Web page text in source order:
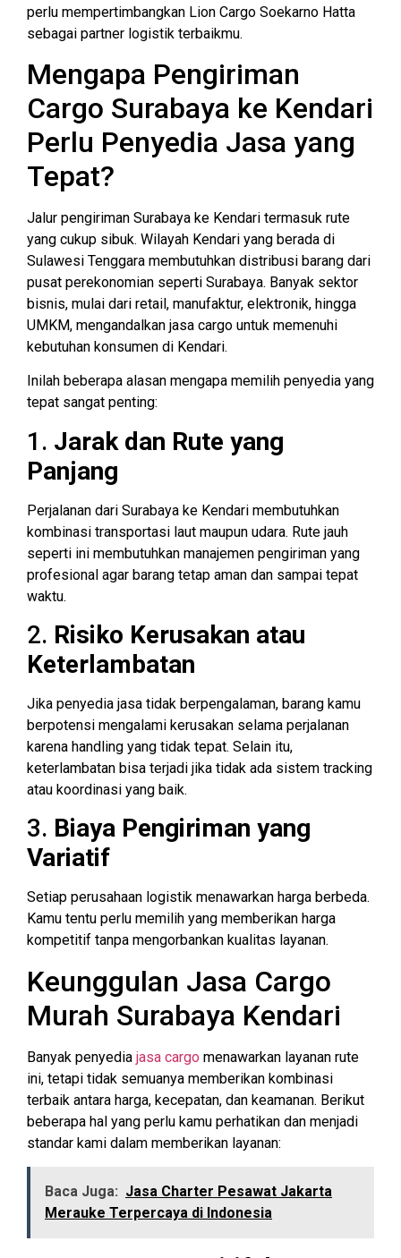
perlu mempertimbangkan Lion Cargo Soekarno Hatta
sebagai partner logistik terbaikmu.
Mengapa Pengiriman
Cargo Surabaya ke Kendari
Perlu Penyedia Jasa yang
Tepat?
Jalur pengiriman Surabaya ke Kendari termasuk rute
yang cukup sibuk. Wilayah Kendari yang berada di
Sulawesi Tenggara membutuhkan distribusi barang dari
pusat perekonomian seperti Surabaya. Banyak sektor
bisnis, mulai dari retail, manufaktur, elektronik, hingga
UMKM, mengandalkan jasa cargo untuk memenuhi
kebutuhan konsumen di Kendari.
Inilah beberapa alasan mengapa memilih penyedia yang
tepat sangat penting:
1. Jarak dan Rute yang
Panjang
Perjalanan dari Surabaya ke Kendari membutuhkan
kombinasi transportasi laut maupun udara. Rute jauh
seperti ini membutuhkan manajemen pengiriman yang
profesional agar barang tetap aman dan sampai tepat
waktu.
2. Risiko Kerusakan atau
Keterlambatan
Jika penyedia jasa tidak berpengalaman, barang kamu
berpotensi mengalami kerusakan selama perjalanan
karena handling yang tidak tepat. Selain itu,
keterlambatan bisa terjadi jika tidak ada sistem tracking
atau koordinasi yang baik.
3. Biaya Pengiriman yang
Variatif
Setiap perusahaan logistik menawarkan harga berbeda.
Kamu tentu perlu memilih yang memberikan harga
kompetitif tanpa mengorbankan kualitas layanan.
Keunggulan Jasa Cargo
Murah Surabaya Kendari
Banyak penyedia jasa cargo menawarkan layanan rute
ini, tetapi tidak semuanya memberikan kombinasi
terbaik antara harga, kecepatan, dan keamanan. Berikut
beberapa hal yang perlu kamu perhatikan dan menjadi
standar kami dalam memberikan layanan:
Baca Juga: Jasa Charter Pesawat Jakarta
Merauke Terpercaya di Indonesia